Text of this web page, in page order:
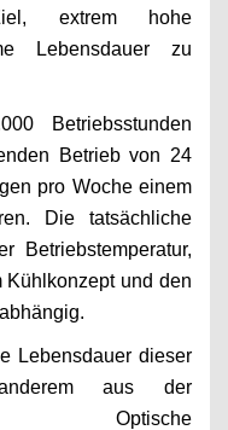
extrem hohe
Lebensdauer zu
Betriebsstunden
Betrieb von 24
pro Woche einem
Die tatsächliche
Betriebstemperatur,
Kühlkonzept und den
Lebensdauer dieser
aus der
Optische